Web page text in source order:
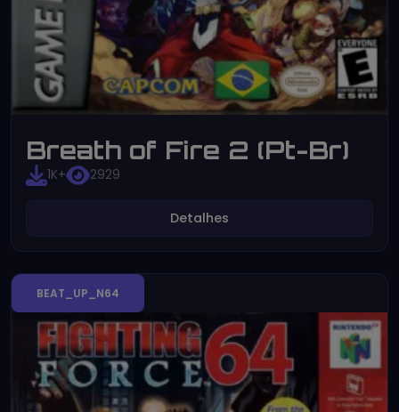
Breath of Fire 2 (Pt-Br)
1K+ 2929
Detalhes
BEAT_UP_N64